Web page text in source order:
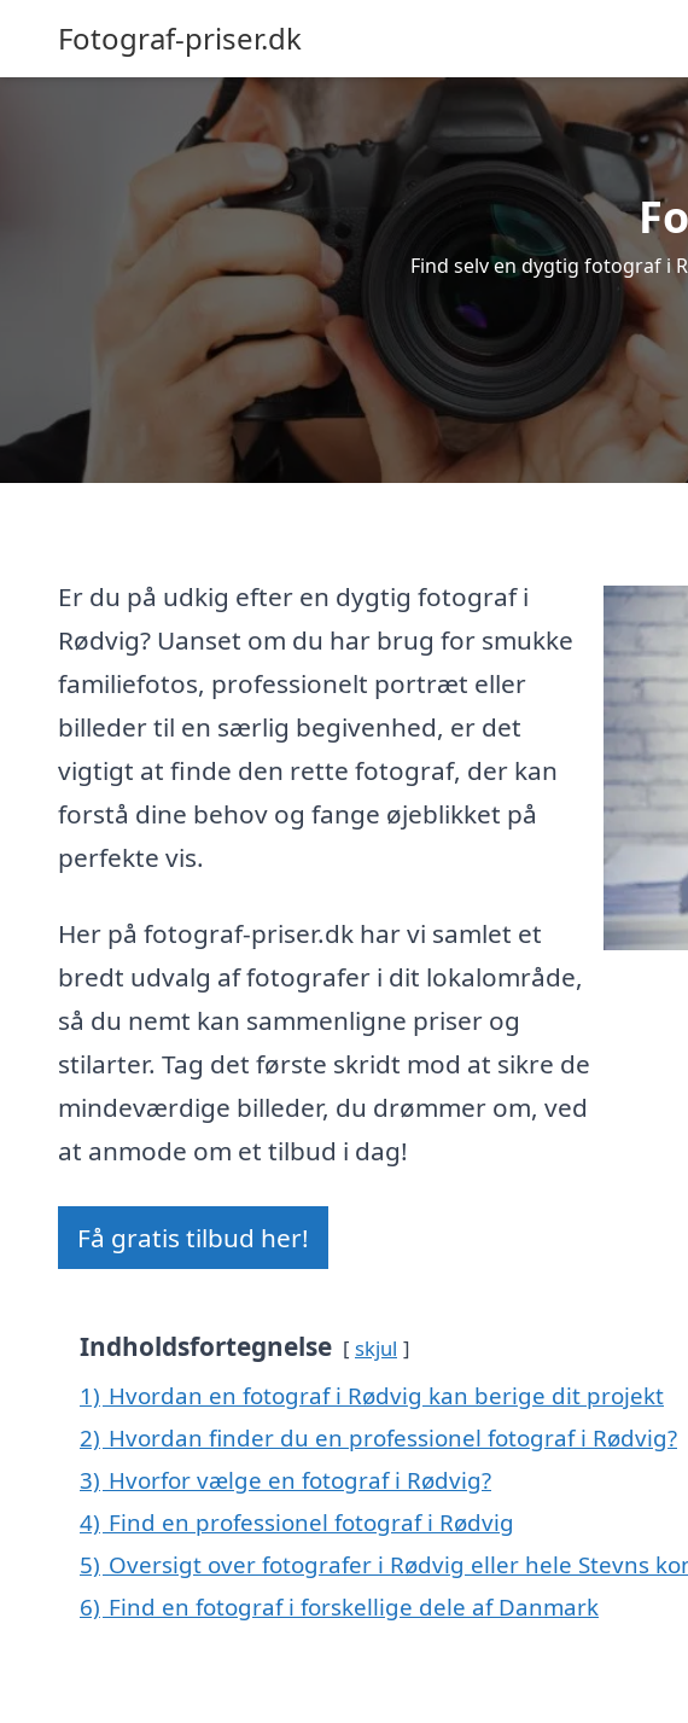
Fotograf-priser.dk
Find selv en dygtig fotograf i
Er du på udkig efter en dygtig fotograf i
Rødvig? Uanset om du har brug for smukke
familiefotos, professionelt portræt eller
billeder til en særlig begivenhed, er det
vigtigt at finde den rette fotograf, der kan
forstå dine behov og fange øjeblikket på
perfekte vis.
Her på fotograf-priser.dk har vi samlet et
bredt udvalg af fotografer i dit lokalområde,
så du nemt kan sammenligne priser og
stilarter. Tag det første skridt mod at sikre de
mindeværdige billeder, du drømmer om, ved
at anmode om et tilbud i dag!
Få gratis tilbud her!
Indholdsfortegnelse skjul
1) Hvordan en fotograf i Rødvig kan berige dit projekt
2) Hvordan finder du en professionel fotograf i Rødvig?
3) Hvorfor vælge en fotograf i Rødvig?
4) Find en professionel fotograf i Rødvig
5) Oversigt over fotografer i Rødvig eller hele Stevns
6) Find en fotograf i forskellige dele af Danmark